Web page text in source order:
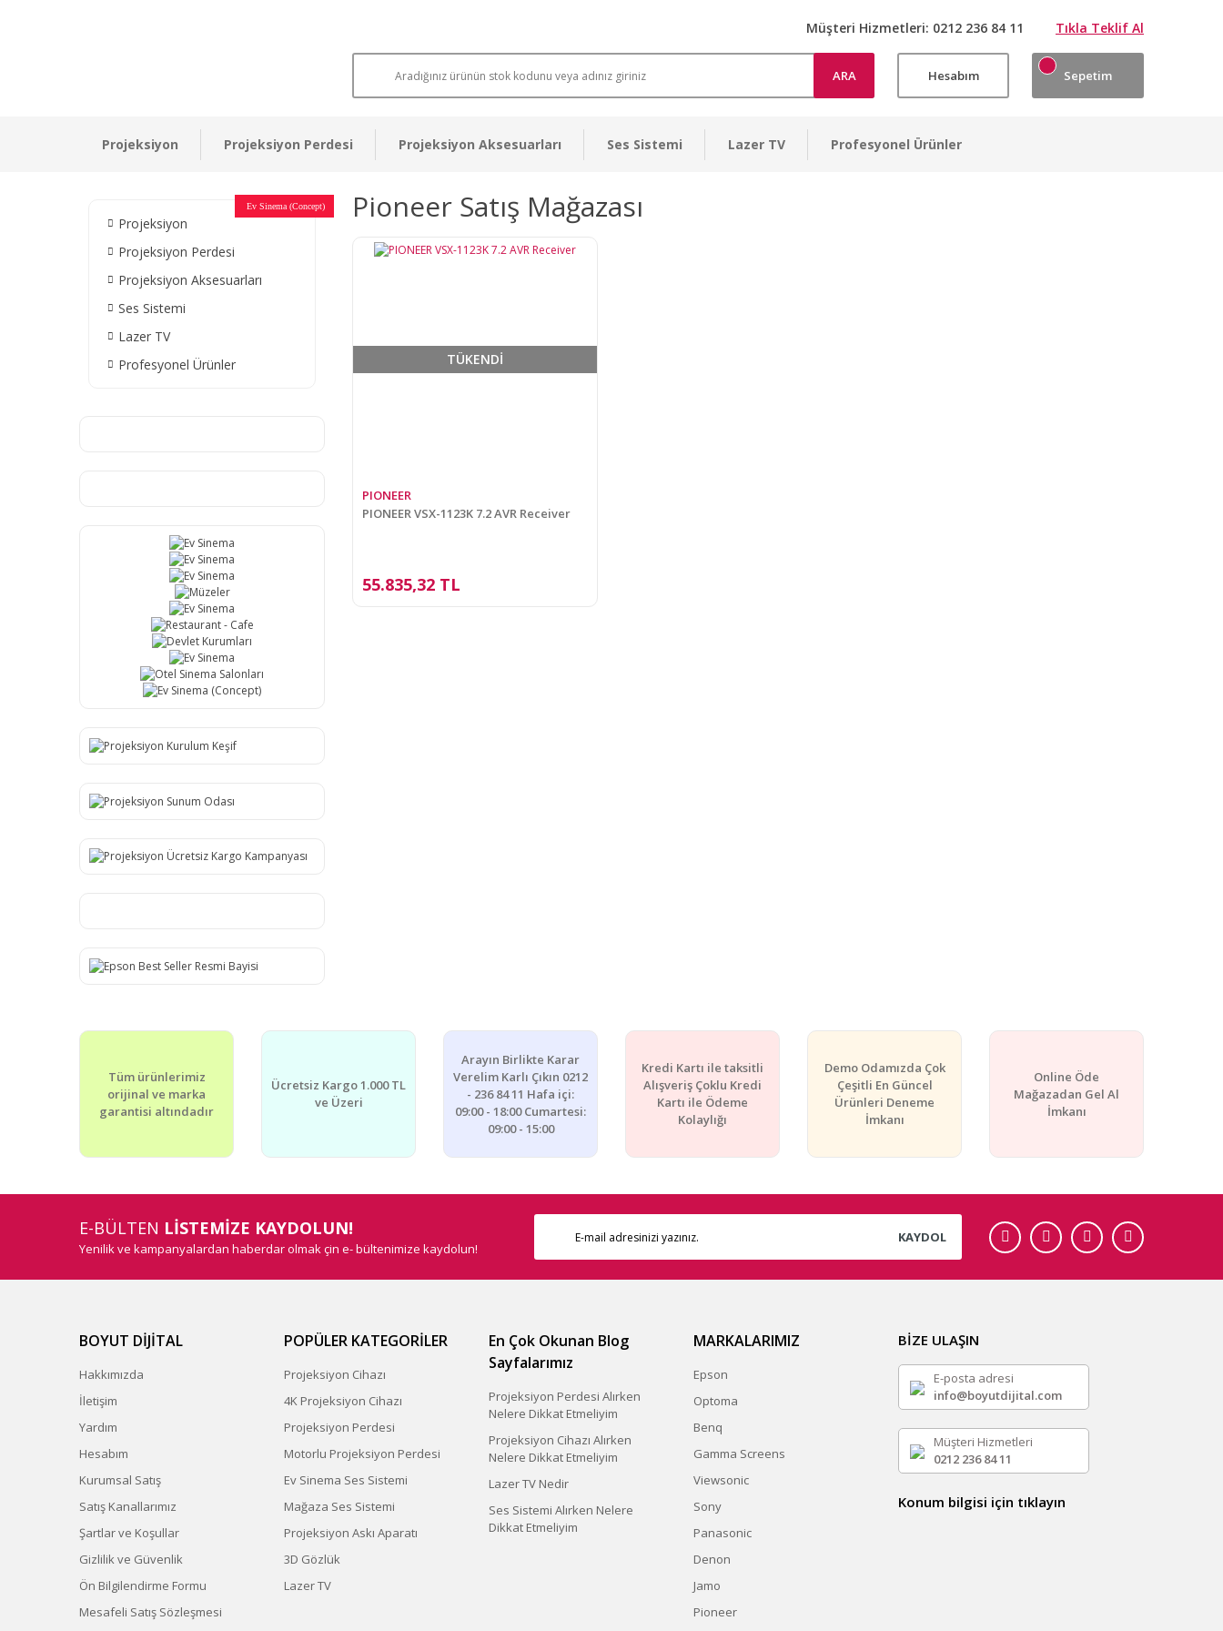
Müşteri Hizmetleri: 0212 236 84 11 Tıkla Teklif Al
ARA Hesabım Sepetim
Projeksiyon Projeksiyon Perdesi Projeksiyon Aksesuarları Ses Sistemi Lazer TV Profesyonel Ürünler
Projeksiyon
Projeksiyon Perdesi
Projeksiyon Aksesuarları
Ses Sistemi
Lazer TV
Profesyonel Ürünler
Ev Sinema
Ev Sinema
Ev Sinema
Müzeler
Ev Sinema
Restaurant - Cafe
Devlet Kurumları
Ev Sinema
Otel Sinema Salonları
Ev Sinema (Concept) Pioneer Satış Mağazası
TÜKENDİ
PIONEER
PIONEER VSX-1123K 7.2 AVR Receiver
55.835,32 TL
Tüm ürünlerimiz
orijinal ve marka
garantisi altındadır
Ücretsiz Kargo 1.000 TL
ve Üzeri
Arayın Birlikte Karar
Verelim Karlı Çıkın 0212
- 236 84 11 Hafa içi:
09:00 - 18:00 Cumartesi:
09:00 - 15:00
Kredi Kartı ile taksitli
Alışveriş Çoklu Kredi
Kartı ile Ödeme
Kolaylığı
Demo Odamızda Çok
Çeşitli En Güncel
Ürünleri Deneme
İmkanı
Online Öde
Mağazadan Gel Al
İmkanı
E-BÜLTEN LİSTEMİZE KAYDOLUN!
Yenilik ve kampanyalardan haberdar olmak çin e- bültenimize kaydolun!
KAYDOL
BOYUT DİJİTAL
Hakkımızda
İletişim
Yardım
Hesabım
Kurumsal Satış
Satış Kanallarımız
Şartlar ve Koşullar
Gizlilik ve Güvenlik
Ön Bilgilendirme Formu
Mesafeli Satış Sözleşmesi
POPÜLER KATEGORİLER
Projeksiyon Cihazı
4K Projeksiyon Cihazı
Projeksiyon Perdesi
Motorlu Projeksiyon Perdesi
Ev Sinema Ses Sistemi
Mağaza Ses Sistemi
Projeksiyon Askı Aparatı
3D Gözlük
Lazer TV
En Çok Okunan Blog
Sayfalarımız
Projeksiyon Perdesi Alırken
Nelere Dikkat Etmeliyim
Projeksiyon Cihazı Alırken
Nelere Dikkat Etmeliyim
Lazer TV Nedir
Ses Sistemi Alırken Nelere
Dikkat Etmeliyim
MARKALARIMIZ
Epson
Optoma
Benq
Gamma Screens
Viewsonic
Sony
Panasonic
Denon
Jamo
Pioneer
BİZE ULAŞIN
E-posta adresi
info@boyutdijital.com
Müşteri Hizmetleri
0212 236 84 11
Konum bilgisi için tıklayın